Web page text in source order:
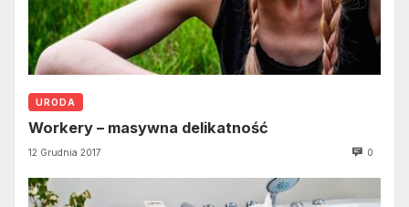
URODA
Workery – masywna delikatność
12 Grudnia 2017 0